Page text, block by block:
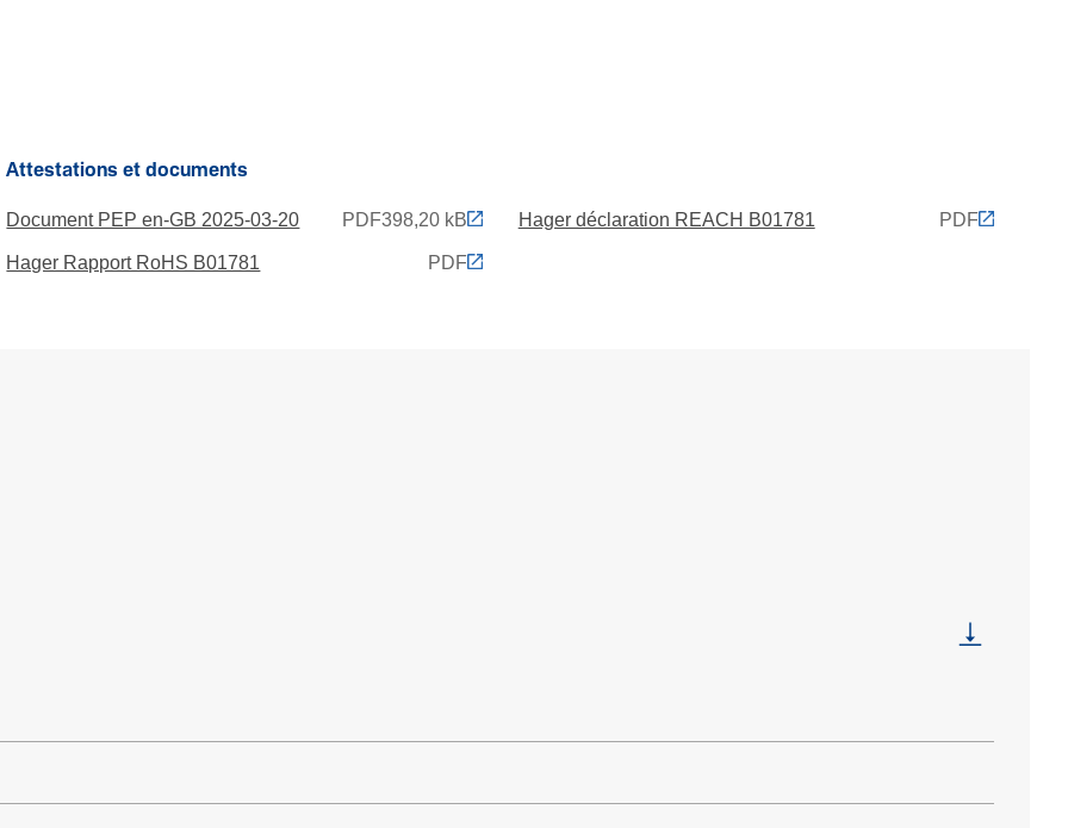
Attestations et documents
Document PEP en-GB 2025-03-20 PDF398,20 kB Hager déclaration REACH B01781 PDF
Hager Rapport RoHS B01781 PDF